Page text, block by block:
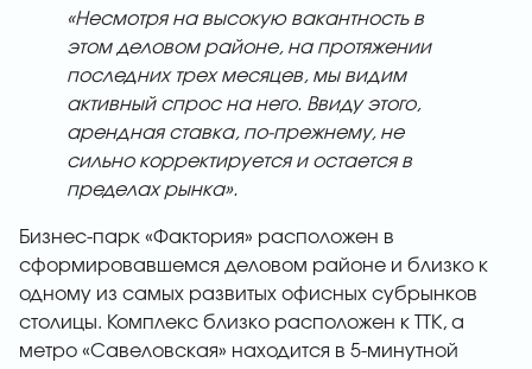
«Несмотря на высокую вакантность в
этом деловом районе, на протяжении
последних трех месяцев, мы видим
активный спрос на него. Ввиду этого,
арендная ставка, по-прежнему, не
сильно корректируется и остается в
пределах рынка».
Бизнес-парк «Фактория» расположен в
сформировавшемся деловом районе и близко к
одному из самых развитых офисных субрынков
столицы. Комплекс близко расположен к ТТК, а
метро «Савеловская» находится в 5-минутной